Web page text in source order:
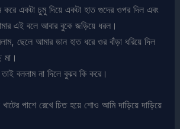
করে একটা চুমু দিয়ে একটা হাত গুদের ওপর দিল এবং
এই বলে আবার বুকে জড়িয়ে ধরল।
ছেলে আমার ডান হাত ধরে ওর বাঁড়া ধরিয়ে দিল
মা।
বললাম না দিলে বুঝব কি করে।
পাশে রেখে চিত হয়ে শোও আমি দাড়িয়ে দাড়িয়ে